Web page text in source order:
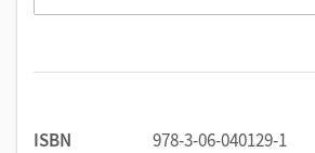
ISBN
978-3-06-040129-1